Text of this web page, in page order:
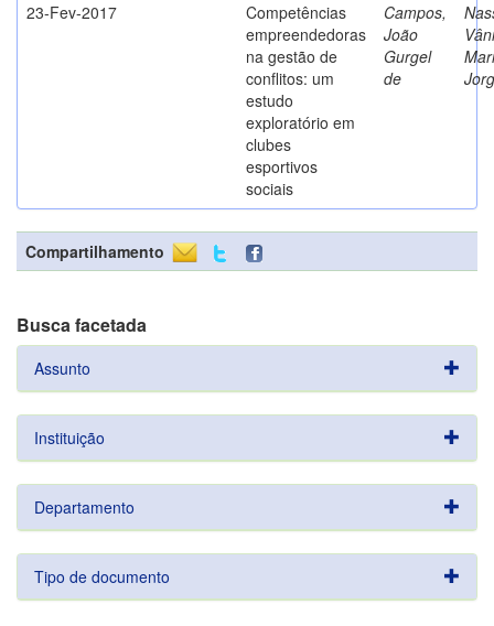
23-Fev-2017
Competências
empreendedoras
na gestão de
conflitos: um
estudo
exploratório em
clubes
esportivos
sociais
Campos,
João
Gurgel
de
Compartilhamento
Busca facetada
Assunto
Instituição
Departamento
Tipo de documento